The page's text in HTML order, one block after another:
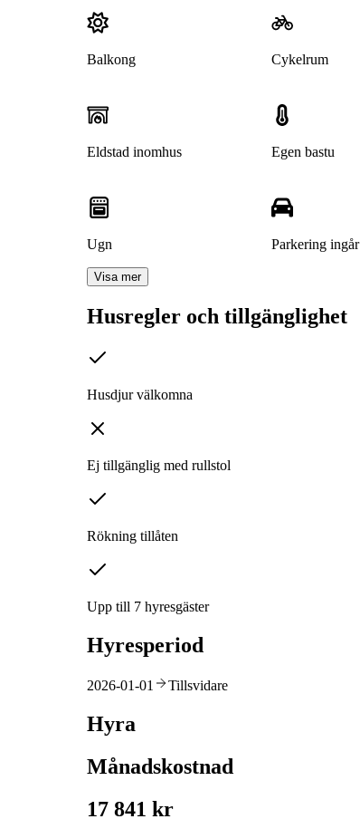
Balkong Cykelrum
Eldstad inomhus Egen bastu
Ugn Parkering ingår
Visa mer
Husregler och tillgänglighet
Husdjur välkomna
Ej tillgänglig med rullstol
Rökning tillåten
Upp till 7 hyresgäster
Hyresperiod
2026-01-01 Tillsvidare
Hyra
Månadskostnad
17 841 kr